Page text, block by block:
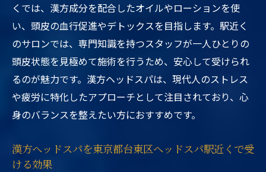
くでは、漢方成分を配合したオイルやローションを使
い、頭皮の血行促進やデトックスを目指します。駅近く
のサロンでは、専門知識を持つスタッフが一人ひとりの
頭皮状態を見極めて施術を行うため、安心して受けられ
るのが魅力です。漢方ヘッドスパは、現代人のストレス
や疲労に特化したアプローチとして注目されており、心
身のバランスを整えたい方におすすめです。
漢方ヘッドスパを東京都台東区ヘッドスパ駅近くで受
ける効果